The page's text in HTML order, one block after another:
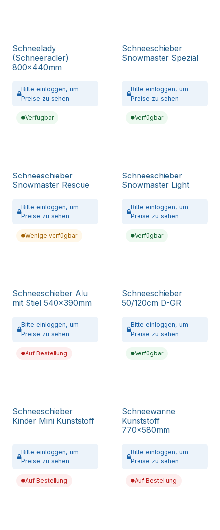
Schneelady
(Schneeradler)
800x440mm
Bitte einloggen, um
Preise zu sehen
Verfügbar
Schneeschieber
Snowmaster Spezial
Bitte einloggen, um
Preise zu sehen
Verfügbar
Schneeschieber
Snowmaster Rescue
Bitte einloggen, um
Preise zu sehen
Wenige verfügbar
Schneeschieber
Snowmaster Light
Bitte einloggen, um
Preise zu sehen
Verfügbar
Schneeschieber Alu
mit Stiel 540x390mm
Bitte einloggen, um
Preise zu sehen
Auf Bestellung
Schneeschieber
50/120cm D-GR
Bitte einloggen, um
Preise zu sehen
Verfügbar
Schneeschieber
Kinder Mini Kunststoff
Bitte einloggen, um
Preise zu sehen
Auf Bestellung
Schneewanne
Kunststoff
770x580mm
Bitte einloggen, um
Preise zu sehen
Auf Bestellung